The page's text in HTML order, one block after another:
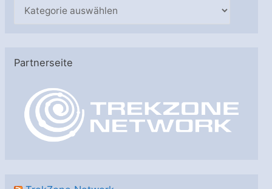
g
Partnerseite